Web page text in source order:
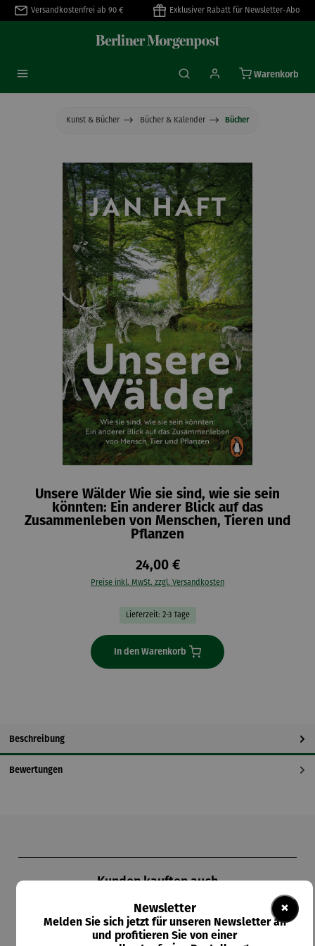
springen
Versandkostenfrei ab 90 € Exklusiver Rabatt für Newsletter-Abo
Warenkorb
Kunst & Bücher Bücher & Kalender Bücher
Bildergalerie überspringen
Unsere Wälder Wie sie sind, wie sie sein
könnten: Ein anderer Blick auf das
Zusammenleben von Menschen, Tieren und
Pflanzen
24,00 €
Preise inkl. MwSt. zzgl. Versandkosten
Lieferzeit: 2-3 Tage
In den Warenkorb
Beschreibung
Bewertungen
Kunden kauften auch
×
Newsletter
Melden Sie sich jetzt für unseren Newsletter an
und profitieren Sie von einer